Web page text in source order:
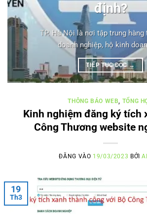
định?
TP. Hà Nội là nơi tập trung hàng
doanh nghiệp, hộ kinh
TIẾP TỤC ĐỌC →
THÔNG BÁO WEB TỔNG
Kinh nghiệm đăng ký tích
Công Thương website
ĐĂNG VÀO 19/03/2023 BỞI
19
Th3